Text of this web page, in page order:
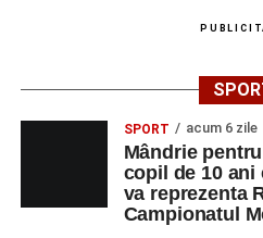
– Proiecție
Gabi Virginia Șarga și Cătălin
DUMINICĂ, 23
Râpa Roșie
SPORT acum 6 zile
Mândrie
copil de 10
va reprezenta
Campionatul